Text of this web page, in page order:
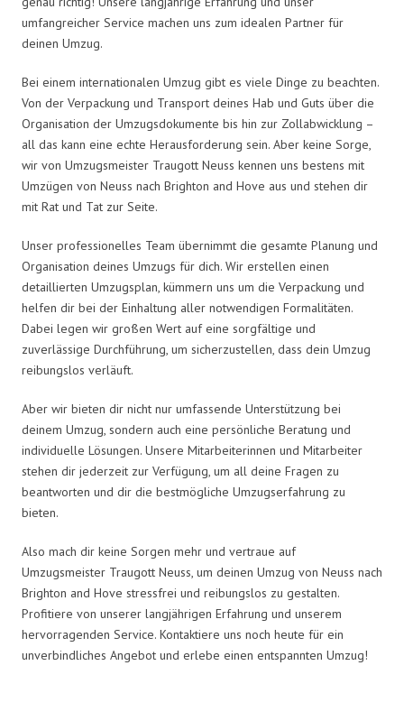
umfangreicher Service machen uns zum idealen Partner für
deinen Umzug.
Bei einem internationalen Umzug gibt es viele Dinge zu beachten.
Von der Verpackung und Transport deines Hab und Guts über die
Organisation der Umzugsdokumente bis hin zur Zollabwicklung –
all das kann eine echte Herausforderung sein. Aber keine Sorge,
wir von Umzugsmeister Traugott Neuss kennen uns bestens mit
Umzügen von Neuss nach Brighton and Hove aus und stehen dir
mit Rat und Tat zur Seite.
Unser professionelles Team übernimmt die gesamte Planung und
Organisation deines Umzugs für dich. Wir erstellen einen
detaillierten Umzugsplan, kümmern uns um die Verpackung und
helfen dir bei der Einhaltung aller notwendigen Formalitäten.
Dabei legen wir großen Wert auf eine sorgfältige und
zuverlässige Durchführung, um sicherzustellen, dass dein Umzug
reibungslos verläuft.
Aber wir bieten dir nicht nur umfassende Unterstützung bei
deinem Umzug, sondern auch eine persönliche Beratung und
individuelle Lösungen. Unsere Mitarbeiterinnen und Mitarbeiter
stehen dir jederzeit zur Verfügung, um all deine Fragen zu
beantworten und dir die bestmögliche Umzugserfahrung zu
bieten.
Also mach dir keine Sorgen mehr und vertraue auf
Umzugsmeister Traugott Neuss, um deinen Umzug von Neuss nach
Brighton and Hove stressfrei und reibungslos zu gestalten.
Profitiere von unserer langjährigen Erfahrung und unserem
hervorragenden Service. Kontaktiere uns noch heute für ein
unverbindliches Angebot und erlebe einen entspannten Umzug!